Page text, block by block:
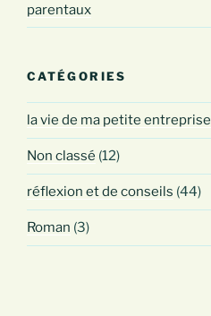
parentaux
CATÉGORIES
la vie de ma petite entreprise
Non classé (12)
réflexion et de conseils (44)
Roman (3)